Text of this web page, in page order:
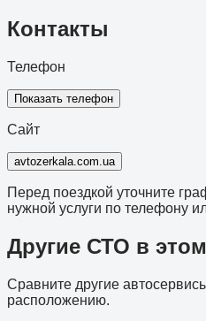
Контакты
Телефон
Показать телефон
Сайт
avtozerkala.com.ua
Перед поездкой уточните
нужной услуги по телефону
Другие СТО в
Сравните другие
расположению.